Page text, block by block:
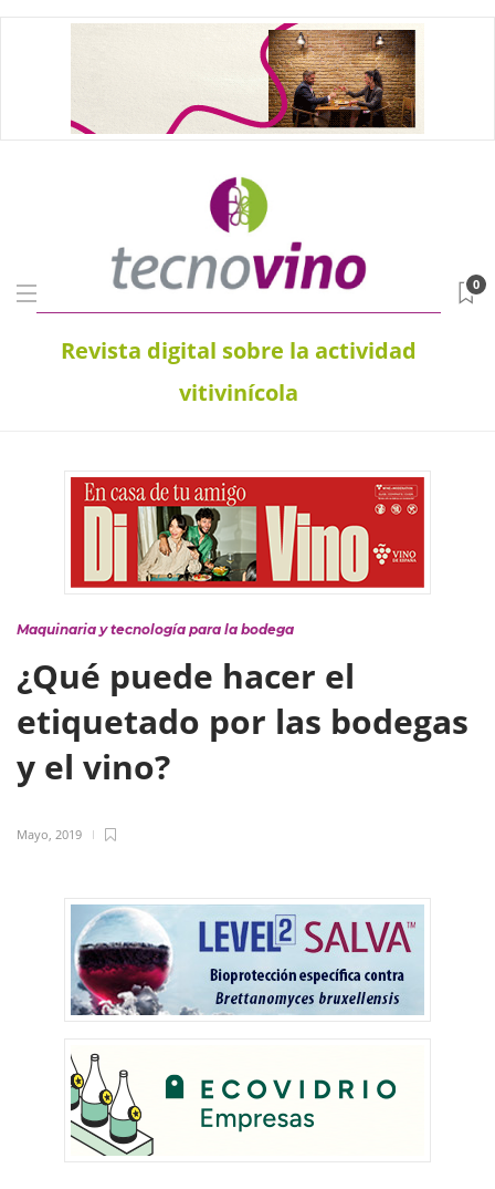
Revista digital sobre la actividad
vitivinícola
0
Maquinaria y tecnología para la bodega
¿Qué puede hacer el
etiquetado por las bodegas
y el vino?
Mayo, 2019